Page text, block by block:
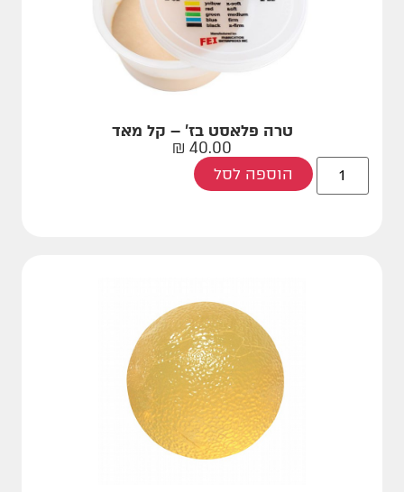
טרה פלאסט בז' – קל מאד
40.00
₪
הוספה לסל